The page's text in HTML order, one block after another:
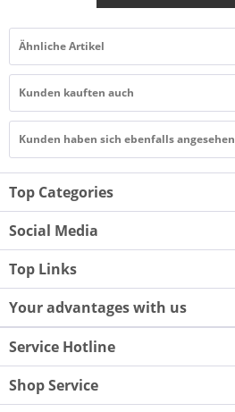
Ähnliche Artikel
Kunden kauften auch
Kunden haben sich ebenfalls angesehen
Top Categories
Social Media
Top Links
Your advantages with us
Service Hotline
Shop Service